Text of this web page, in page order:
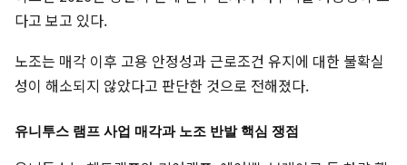
다고 보고 있다.
노조는 매각 이후 고용 안정성과 근로조건 유지에 대한 불확실
성이 해소되지 않았다고 판단한 것으로 전해졌다.
유니투스 램프 사업 매각과 노조 반발 핵심 쟁점